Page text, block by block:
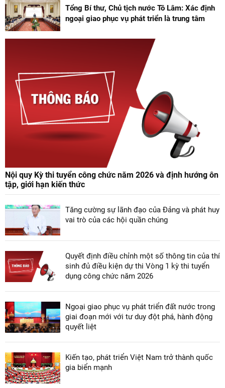
Tổng Bí thư, Chủ tịch nước Tô Lâm: Xác định
ngoại giao phục vụ phát triển là trung tâm
Nội quy Kỳ thi tuyển công chức năm 2026 và định hướng ôn
tập, giới hạn kiến thức
Tăng cường sự lãnh đạo của Đảng và phát huy
vai trò của các hội quần chúng
Quyết định điều chỉnh một số thông tin của thí
sinh đủ điều kiện dự thi Vòng 1 kỳ thi tuyển
dụng công chức năm 2026
Ngoại giao phục vụ phát triển đất nước trong
giai đoạn mới với tư duy đột phá, hành động
quyết liệt
Kiến tạo, phát triển Việt Nam trở thành quốc
gia biển mạnh